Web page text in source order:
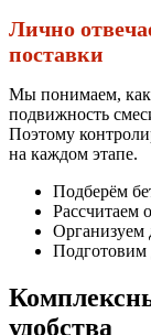
Лично
поставки
Мы понимаем, как
подвижность
Поэтому
на каждом этапе.
Подберём
Рассчитаем
Организуем
удобства